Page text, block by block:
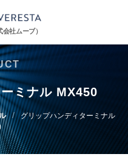
会社ムーブ）
ミナル MX450
/
グリップハンディターミナル